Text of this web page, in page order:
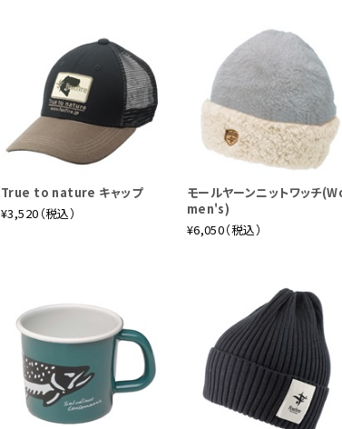
True to nature キャップ
¥3,520（税込）
モールヤーンニットワッチ
men's)
¥6,050（税込）